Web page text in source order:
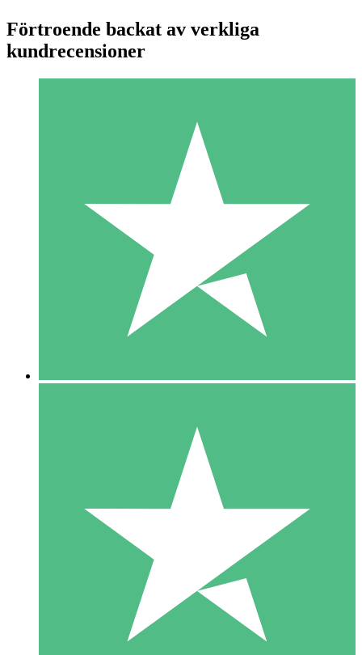
Individuella Kreditpaket
Betala per användning med nedladdningskrediter. Inget
1 Nedladdningar
10 00
10 Nedladdningar
20 00
Förtroende backat av verkliga
kundrecensioner